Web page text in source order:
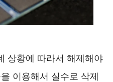
상황에 따라서 해제해야
이용해서 실수로 삭제